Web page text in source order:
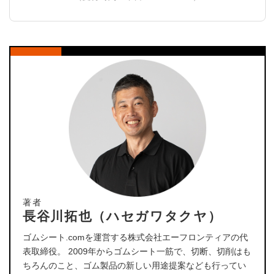
著者
長谷川拓也（ハセガワタクヤ）
ゴムシート.comを運営する株式会社エーフロンティアの代
表取締役。 2009年からゴムシート一筋で、切断、切削はも
ちろんのこと、ゴム製品の新しい用途提案なども行ってい